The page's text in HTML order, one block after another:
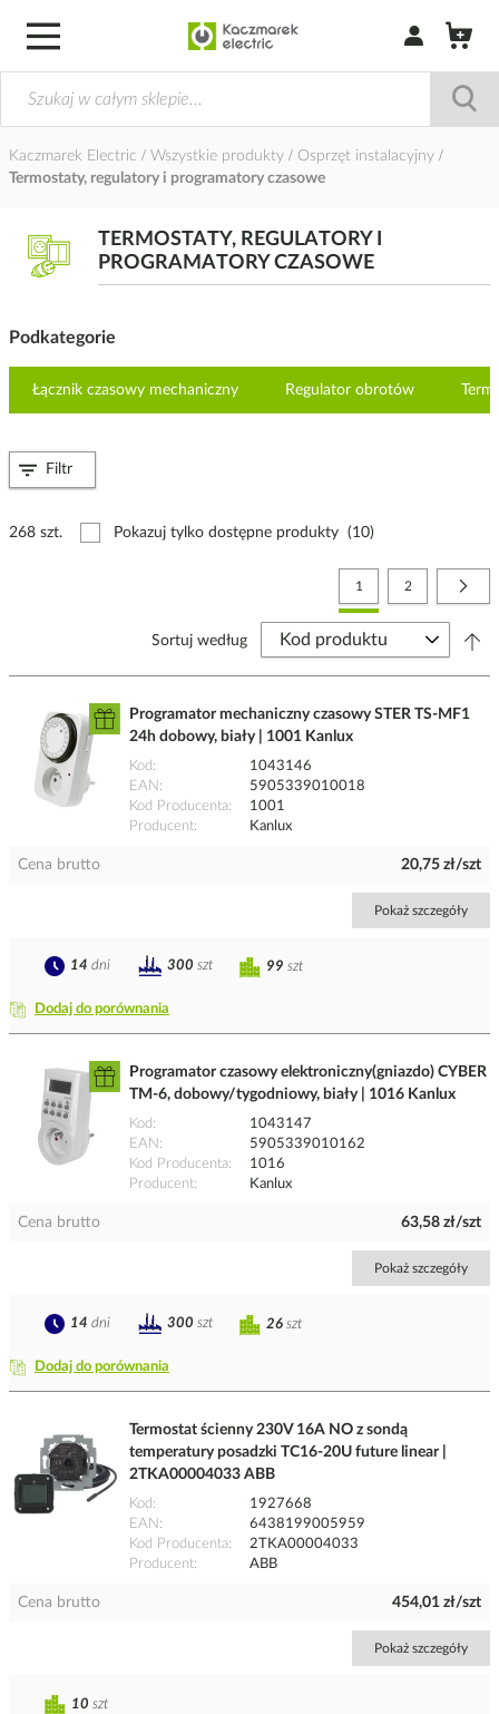
Zaloguj się /
Kaczmarek Electric Wszystkie produkty
Osprzęt instalacyjny
Termostaty, regulatory i programatory czasowe
TERMOSTATY, REGULATORY I
PROGRAMATORY CZASOWE
Podkategorie
Łącznik czasowy mechaniczny Regulator obrotów
268 szt. Pokazuj tylko dostępne produkty (10)
Strona
Aktualnie czytasz stronę
1 Strona
2
Sortuj według
Programator mechaniczny czasowy STER TS-MF1
24h dobowy, biały | 1001 Kanlux
Kod
1043146
EAN
5905339010018
Kod Producenta
1001
Producent
Kanlux
Cena brutto 20,75 zł/szt
Pokaż szczegóły
Dodaj do porównania
99 szt
14 dni 300 szt
Programator czasowy elektroniczny(gniazdo) CYBER
TM-6, dobowy/tygodniowy, biały | 1016 Kanlux
Kod
1043147
EAN
5905339010162
Kod Producenta
1016
Producent
Kanlux
Cena brutto 63,58 zł/szt
Pokaż szczegóły
Dodaj do porównania
26 szt
14 dni 300 szt
Termostat ścienny 230V 16A NO z sondą
temperatury posadzki TC16-20U future linear |
2TKA00004033 ABB
Kod
1927668
EAN
6438199005959
Kod Producenta
2TKA00004033
Producent
ABB
Cena brutto 454,01 zł/szt
Pokaż szczegóły
10 szt
Filtr